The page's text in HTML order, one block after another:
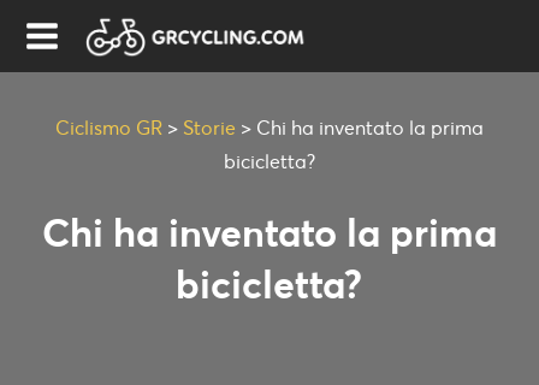
Ciclismo GR> Storie > Chi ha inventato la prima
bicicletta?
Chi ha inventato la prima
bicicletta?